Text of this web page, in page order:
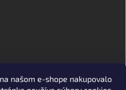
našom e-shope nakupovalo
mevasportofficial